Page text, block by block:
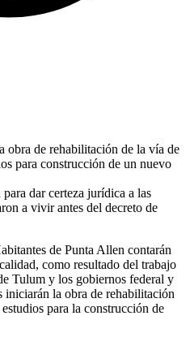
obra de rehabilitación de la vía de
para construcción de un nuevo
dar certeza jurídica a las
a vivir antes del decreto de
de Punta Allen contarán
como resultado del trabajo
Tulum y los gobiernos federal y
iniciarán la obra de rehabilitación
para la construcción de